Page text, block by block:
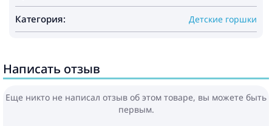
Категория: Детские горшки
Написать отзыв
Еще никто не написал отзыв об этом товаре, вы можете быть
первым.